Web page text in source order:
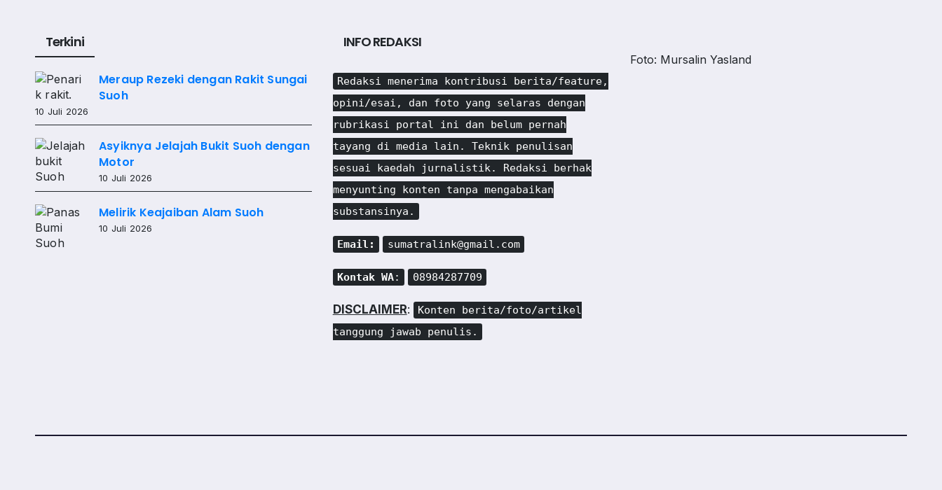
Terkini
Meraup Rezeki dengan Rakit Sungai
Suoh
10 Juli 2026
Asyiknya Jelajah Bukit Suoh dengan
Motor
10 Juli 2026
Melirik Keajaiban Alam Suoh
10 Juli 2026
INFO REDAKSI
Redaksi menerima kontribusi berita/feature,
opini/esai, dan foto yang selaras dengan
rubrikasi portal ini dan belum pernah
tayang di media lain. Teknik penulisan
sesuai kaedah jurnalistik. Redaksi berhak
menyunting konten tanpa mengabaikan
substansinya.
Email: sumatralink@gmail.com
Kontak WA: 08984287709
DISCLAIMER:
Konten berita/foto/artikel
tanggung jawab penulis.
Foto: Mursalin Yasland